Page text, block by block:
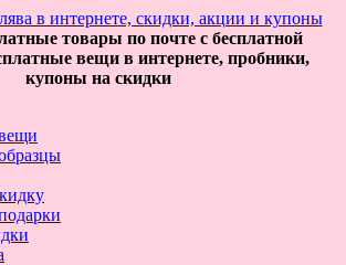
товары по почте с бесплатной
вещи в интернете, пробники,
купоны на скидки